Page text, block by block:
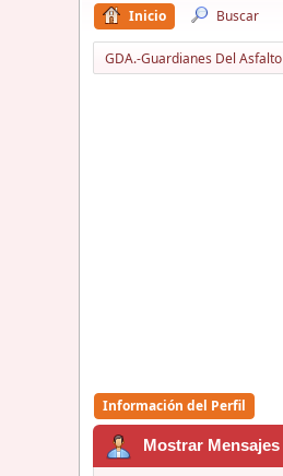
Inicio Buscar
GDA.-Guardianes Del Asfalto
Información del Perfil
Mostrar Mensajes